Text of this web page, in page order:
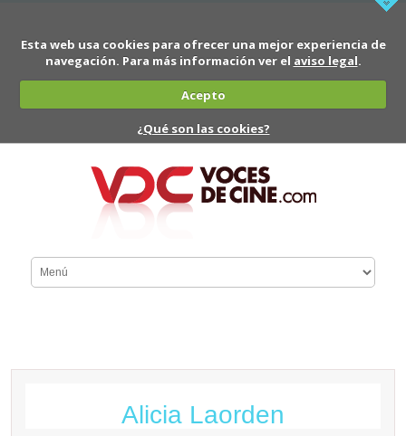
Esta web usa cookies para ofrecer una mejor experiencia de
navegación. Para más información ver el aviso legal.
Acepto
¿Qué son las cookies?
Alicia Laorden